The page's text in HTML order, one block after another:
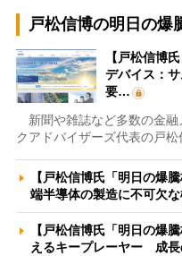
戸松信博の明日の爆
【戸松信博
デバイス：
要…
新聞や雑誌など多数の金融
クアドバイザーズ代表の戸
【戸松信博氏「明日の爆
端半導体の製造に不可欠
【戸松信博氏「明日の爆
えるキープレーヤー 成